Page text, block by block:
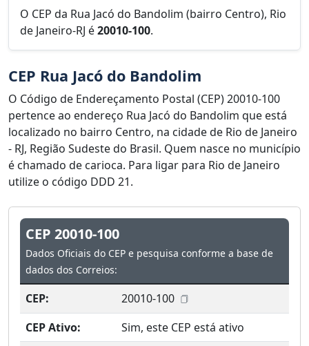
O CEP da Rua Jacó do Bandolim (bairro Centro), Rio
de Janeiro-RJ é20010-100.
CEP Rua Jacó do Bandolim
O Código de Endereçamento Postal (CEP) 20010-100
pertence ao endereço Rua Jacó do Bandolim que está
localizado no bairro Centro, na cidade de Rio de Janeiro
- RJ, Região Sudeste do Brasil. Quem nasce no município
é chamado de carioca. Para ligar para Rio de Janeiro
utilize o código DDD 21.
CEP 20010-100
Dados Oficiais do CEP e pesquisa conforme a base de
dados dos Correios:
CEP:
20010-100
CEP Ativo:
Sim, este CEP está ativo